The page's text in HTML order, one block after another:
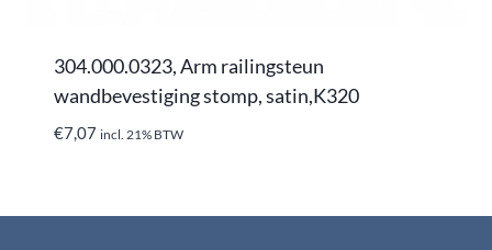
304.000.0323, Arm railingsteun
wandbevestiging stomp, satin,K320
€7,07 incl. 21% BTW